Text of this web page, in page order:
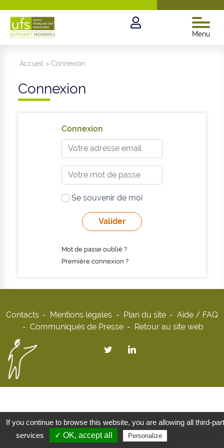
Menu
Accueil >Connexion
Connexion
Connexion
Se souvenir de moi
Mot de passe oublié ?
Première connexion ?
Contacts Mentions légales Plan du site
Aide / FAQ
Communiqués de Presse
Retour au site web
If you continue to browse this website, you are allowing all third-
services
✓ OK, accept all Personalize